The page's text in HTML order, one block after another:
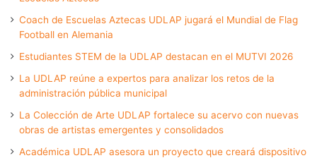
Coach de Escuelas Aztecas UDLAP jugará el Mundial de Flag
Football en Alemania
Estudiantes STEM de la UDLAP destacan en el MUTVI 2026
La UDLAP reúne a expertos para analizar los retos de la
administración pública municipal
La Colección de Arte UDLAP fortalece su acervo con nuevas
obras de artistas emergentes y consolidados
Académica UDLAP asesora un proyecto que creará dispositivo